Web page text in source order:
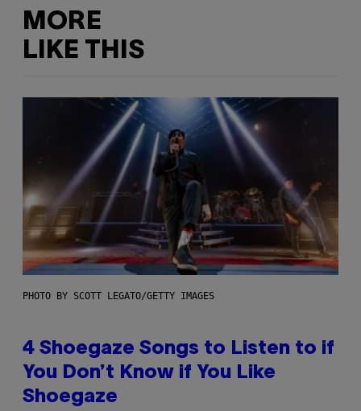
MORE
LIKE THIS
PHOTO BY SCOTT LEGATO/GETTY IMAGES
4 Shoegaze Songs to Listen to if
You Don’t Know if You Like
Shoegaze